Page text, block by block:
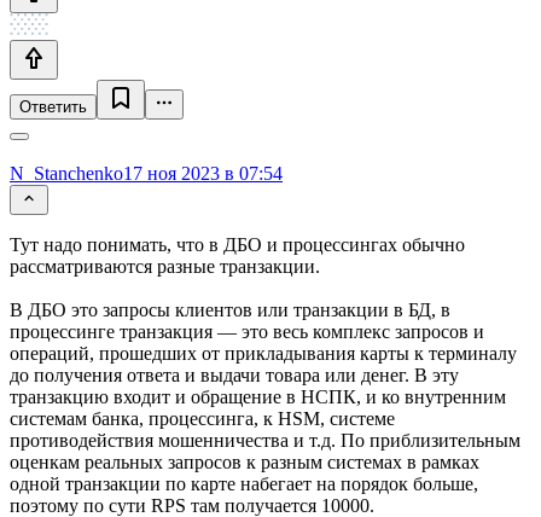
Ответить
N_Stanchenko17 ноя 2023 в 07:54
Тут надо понимать, что в ДБО и процессингах обычно
рассматриваются разные транзакции.
В ДБО это запросы клиентов или транзакции в БД, в
процессинге транзакция — это весь комплекс запросов и
операций, прошедших от прикладывания карты к терминалу
до получения ответа и выдачи товара или денег. В эту
транзакцию входит и обращение в НСПК, и ко внутренним
системам банка, процессинга, к HSM, системе
противодействия мошенничества и т.д. По приблизительным
оценкам реальных запросов к разным системах в рамках
одной транзакции по карте набегает на порядок больше,
поэтому по сути RPS там получается 10000.